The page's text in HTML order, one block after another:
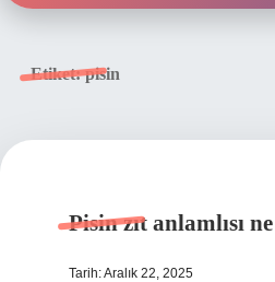
Etiket:pisin
Pisin zıt anlamlısı
Tarih: Aralık 22, 2025